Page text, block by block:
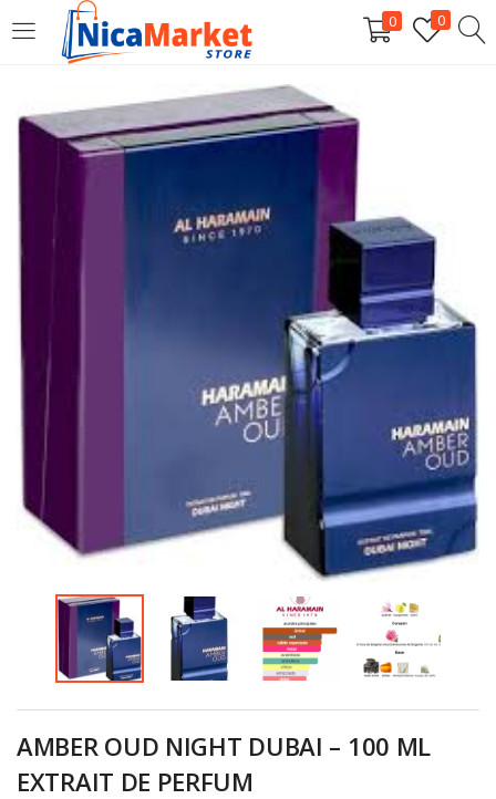
0 0
INICIAR SESIÓN
Introduzca su nombre de usuario y contraseña para iniciar
Por favor, introduce una respuesta en dígitos:
Iniciar Sesión
Olvidó la contraseña?
AMBER OUD NIGHT DUBAI – 100 ML
EXTRAIT DE PERFUM